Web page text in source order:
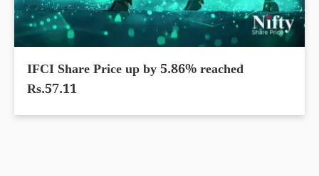
IFCI Share Price up by 5.86% reached
Rs.57.11